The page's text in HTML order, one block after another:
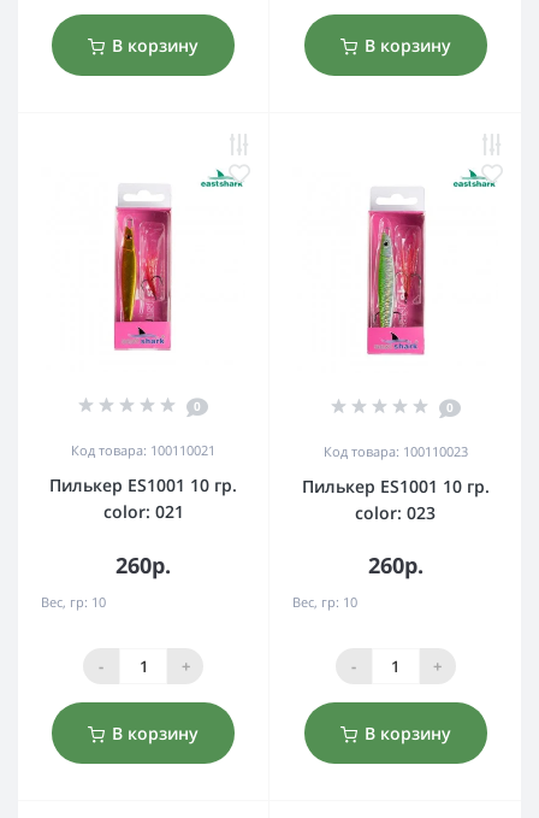
В корзину В корзину
0
Код товара: 100110021
Пилькер ES1001 10 гр.
color: 021
260р.
Вес, гр: 10
- +
В корзину
0
Код товара: 100110023
Пилькер ES1001 10 гр.
color: 023
260р.
Вес, гр: 10
- +
В корзину